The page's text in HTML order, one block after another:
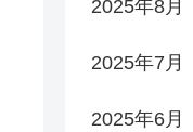
2025年8月
2025年7月
2025年6月